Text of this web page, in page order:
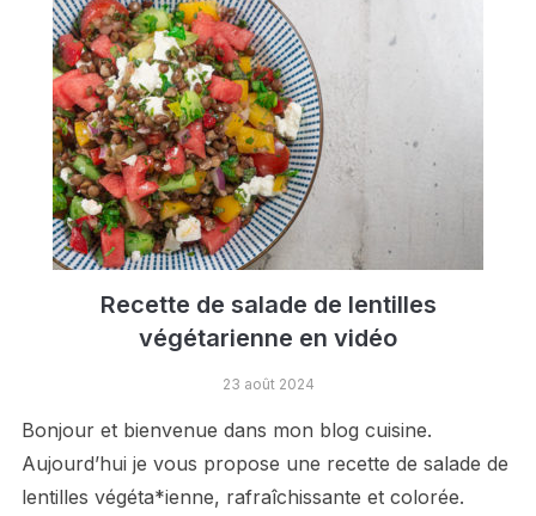
Recette de salade de lentilles
végétarienne en vidéo
23 août 2024
Bonjour et bienvenue dans mon blog cuisine.
Aujourd’hui je vous propose une recette de salade de
lentilles végéta*ienne, rafraîchissante et colorée.